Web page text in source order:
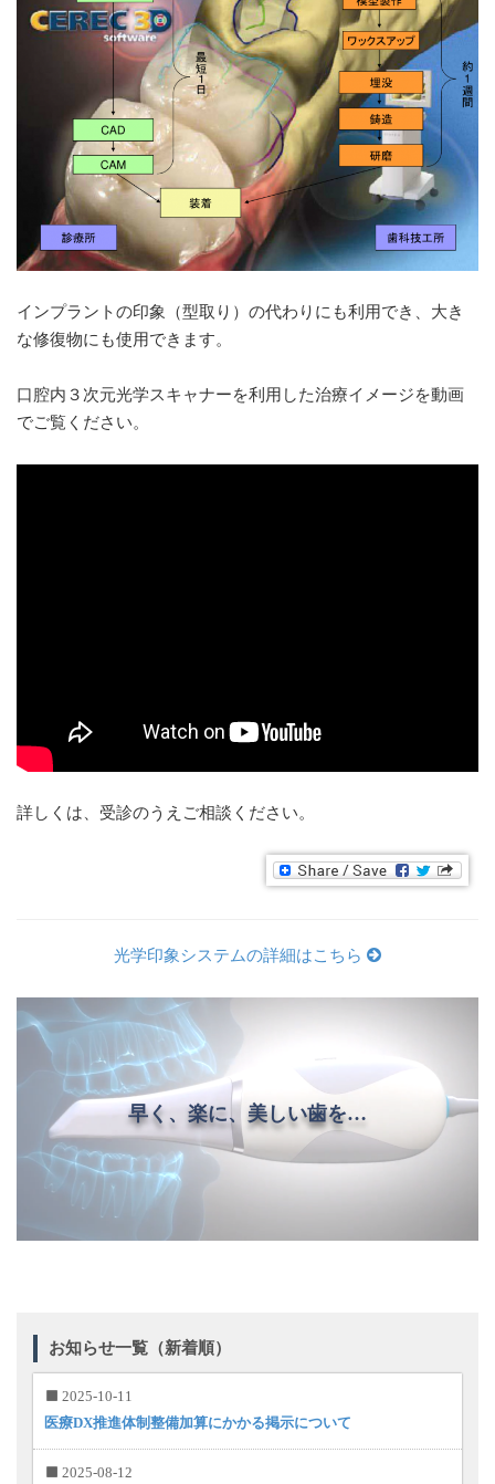
インプラントの印象（型取り）の代わりにも利用でき、大き
な修復物にも使用できます。
口腔内３次元光学スキャナーを利用した治療イメージを動画
でご覧ください。
詳しくは、受診のうえご相談ください。
光学印象システムの詳細はこちら
早く、楽に、美しい歯を…
お知らせ一覧（新着順）
2025-10-11
医療DX推進体制整備加算にかかる掲示について
2025-08-12